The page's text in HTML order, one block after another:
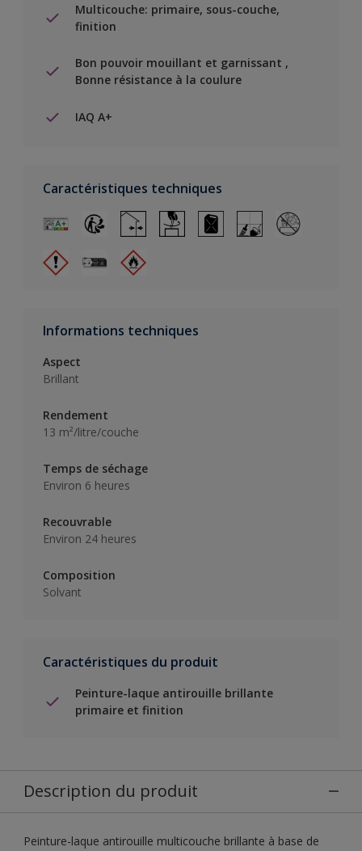
Multicouche: primaire, sous-couche,
finition
Bon pouvoir mouillant et garnissant ,
Bonne résistance à la coulure
IAQ A+
Caractéristiques techniques
Informations techniques
Aspect
Brillant
Rendement
13 m²/litre/couche
Temps de séchage
Environ 6 heures
Recouvrable
Environ 24 heures
Composition
Solvant
Caractéristiques du produit
Peinture-laque antirouille brillante
primaire et finition
Description du produit
Peinture-laque antirouille multicouche brillante à base de